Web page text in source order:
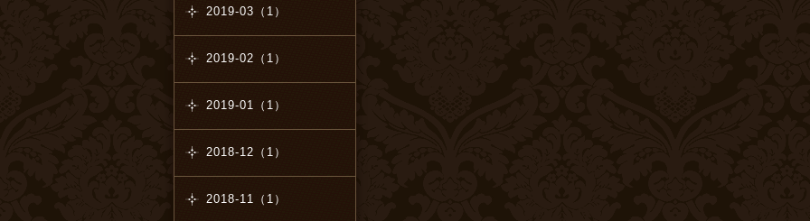
2019-03（1）
2019-02（1）
2019-01（1）
2018-12（1）
2018-11（1）